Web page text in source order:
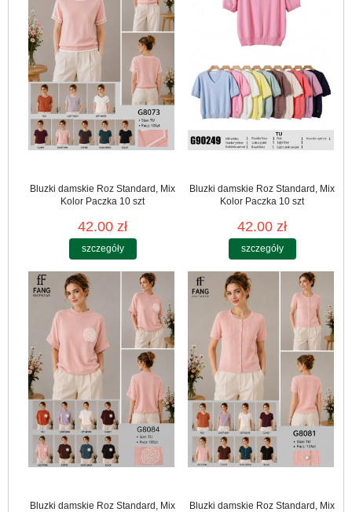
Bluzki damskie Roz Standard, Mix
Kolor Paczka 10 szt
42.00 zł
szczegóły
Bluzki damskie Roz Standard, Mix
Kolor Paczka 10 szt
42.00 zł
szczegóły
Bluzki damskie Roz Standard, Mix Bluzki damskie Roz Standard, Mix